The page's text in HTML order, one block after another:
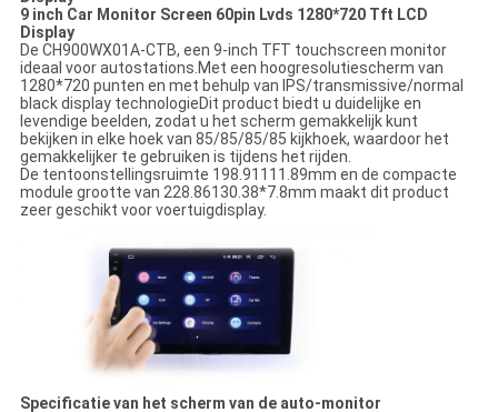
9 inch Car Monitor Screen 60pin Lvds 1280*720 Tft LCD
Display
De CH900WX01A-CTB, een 9-inch TFT touchscreen monitor
ideaal voor autostations.Met een hoogresolutiescherm van
1280*720 punten en met behulp van IPS/transmissive/normal
black display technologieDit product biedt u duidelijke en
levendige beelden, zodat u het scherm gemakkelijk kunt
bekijken in elke hoek van 85/85/85/85 kijkhoek, waardoor het
gemakkelijker te gebruiken is tijdens het rijden.
De tentoonstellingsruimte 198.91111.89mm en de compacte
module grootte van 228.86130.38*7.8mm maakt dit product
zeer geschikt voor voertuigdisplay.
Specificatie van het scherm van de auto-monitor